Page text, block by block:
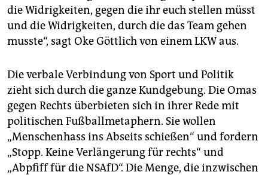
die Widrigkeiten, gegen die ihr euch stellen müsst
und die Widrigkeiten, durch die das Team gehen
musste“, sagt Oke Göttlich von einem LKW aus.
Die verbale Verbindung von Sport und Politik
zieht sich durch die ganze Kundgebung. Die Omas
gegen Rechts überbieten sich in ihrer Rede mit
politischen Fußballmetaphern. Sie wollen
„Menschenhass ins Abseits schießen“ und fordern
„Stopp. Keine Verlängerung für rechts“ und
„Abpfiff für die NSAfD“. Die Menge, die inzwischen